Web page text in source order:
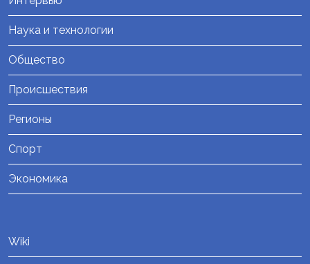
Наука и технологии
Общество
Происшествия
Регионы
Спорт
Экономика
Wiki